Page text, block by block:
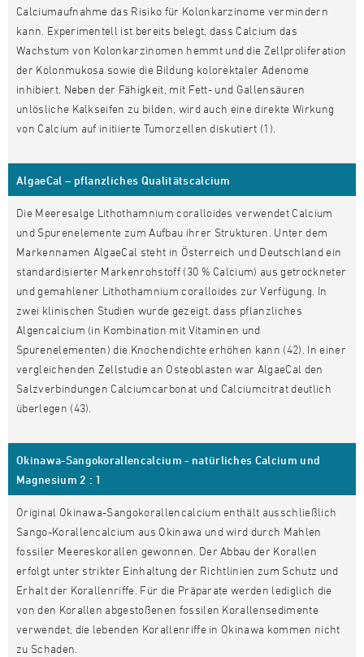
Calciumaufnahme das Risiko für Kolonkarzinome vermindern
kann. Experimentell ist bereits belegt, dass Calcium das
Wachstum von Kolonkarzinomen hemmt und die Zellproliferation
der Kolonmukosa sowie die Bildung kolorektaler Adenome
inhibiert. Neben der Fähigkeit, mit Fett- und Gallensäuren
unlösliche Kalkseifen zu bilden, wird auch eine direkte Wirkung
von Calcium auf initiierte Tumorzellen diskutiert (1).
AlgaeCal – pflanzliches Qualitätscalcium
Die Meeresalge Lithothamnium coralloides verwendet Calcium
und Spurenelemente zum Aufbau ihrer Strukturen. Unter dem
Markennamen AlgaeCal steht in Österreich und Deutschland ein
standardisierter Markenrohstoff (30 % Calcium) aus getrockneter
und gemahlener Lithothamnium coralloides zur Verfügung. In
zwei klinischen Studien wurde gezeigt, dass pflanzliches
Algencalcium (in Kombination mit Vitaminen und
Spurenelementen) die Knochendichte erhöhen kann (42). In einer
vergleichenden Zellstudie an Osteoblasten war AlgaeCal den
Salzverbindungen Calciumcarbonat und Calciumcitrat deutlich
überlegen (43).
Okinawa-Sangokorallencalcium - natürliches Calcium und
Magnesium 2 : 1
Original Okinawa-Sangokorallencalcium enthält ausschließlich
Sango-Korallencalcium aus Okinawa und wird durch Mahlen
fossiler Meereskorallen gewonnen. Der Abbau der Korallen
erfolgt unter strikter Einhaltung der Richtlinien zum Schutz und
Erhalt der Korallenriffe. Für die Präparate werden lediglich die
von den Korallen abgestoßenen fossilen Korallensedimente
verwendet, die lebenden Korallenriffe in Okinawa kommen nicht
zu Schaden.